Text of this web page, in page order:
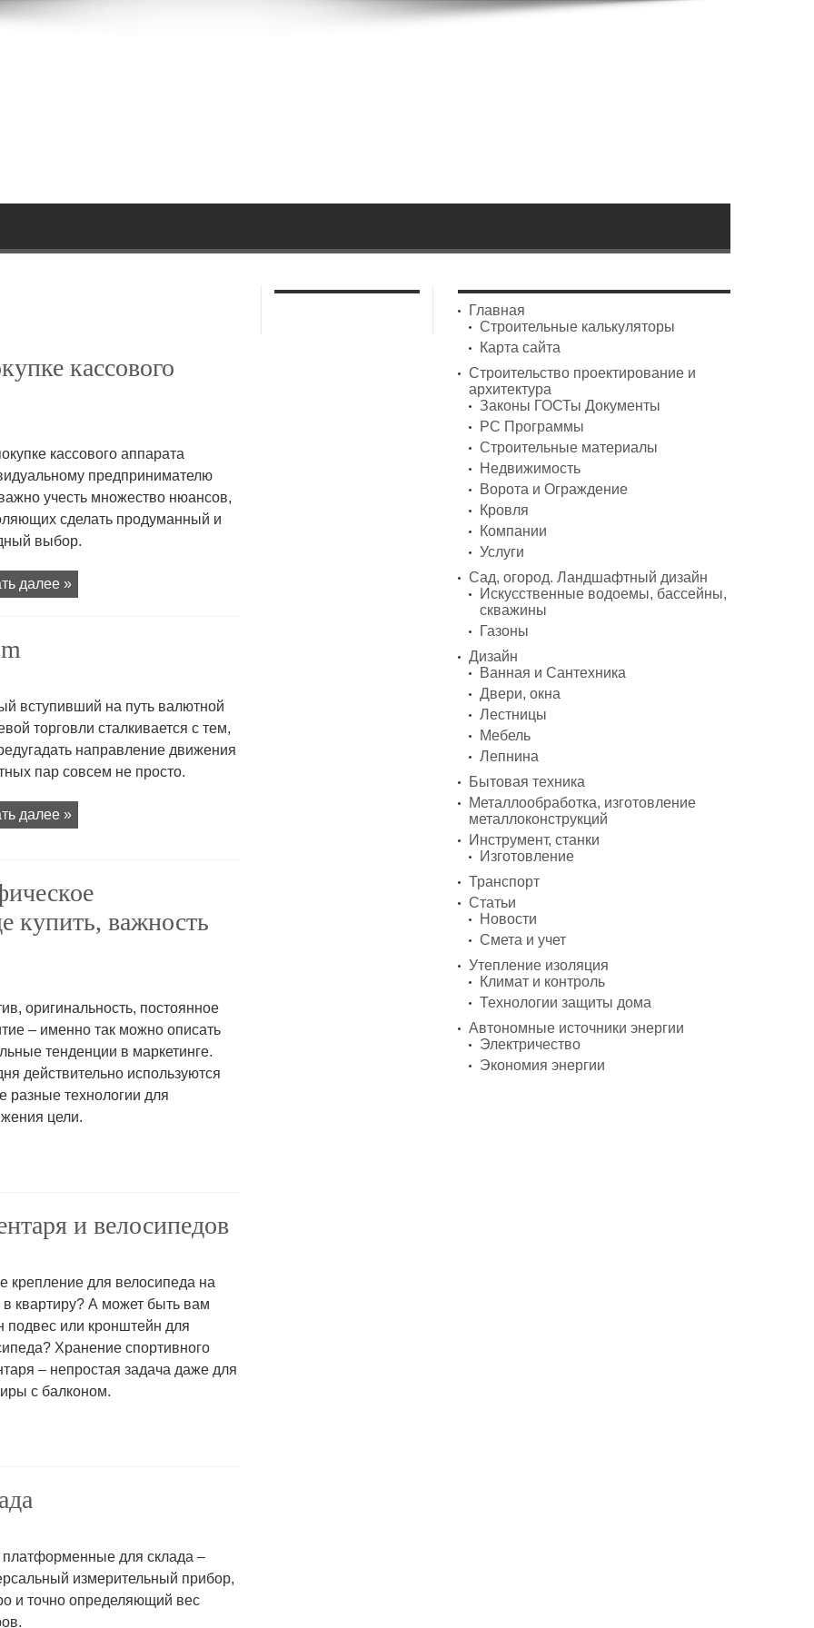
кассового
кассового аппарата
предпринимателю
учесть множество нюансов,
сделать продуманный и
выбор.
далее »
вступивший на путь валютной
торговли сталкивается с тем,
направление движения
пар совсем не просто.
далее »
купить, важность
оригинальность, постоянное
– именно так можно описать
тенденции в маркетинге.
действительно используются
разные технологии для
цели.
и велосипедов
крепление для велосипеда на
в квартиру? А может быть вам
подвес или кронштейн для
Хранение спортивного
– непростая задача даже для
с балконом.
для склада –
измерительный прибор,
и точно определяющий вес
Главная
Строительные калькуляторы
Карта сайта
Строительство проектирование и
архитектура
Законы ГОСТы Документы
PC Программы
Строительные материалы
Недвижимость
Ворота и Ограждение
Кровля
Компании
Услуги
Сад, огород. Ландшафтный дизайн
Искусственные водоемы, бассейны,
скважины
Газоны
Дизайн
Ванная и Сантехника
Двери, окна
Лестницы
Мебель
Лепнина
Бытовая техника
Металлообработка, изготовление
металлоконструкций
Инструмент, станки
Изготовление
Транспорт
Статьи
Новости
Смета и учет
Утепление изоляция
Климат и контроль
Технологии защиты дома
Автономные источники энергии
Электричество
Экономия энергии